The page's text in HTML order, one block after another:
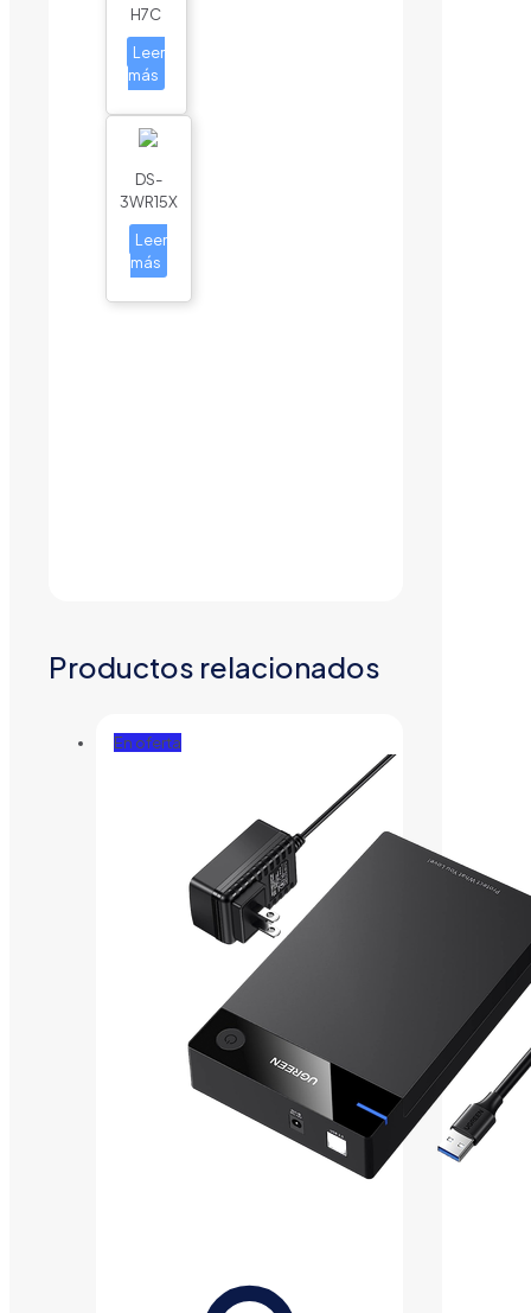
H7C
Leer
más
DS-
3WR15X
Leer
más
Productos relacionados
En oferta